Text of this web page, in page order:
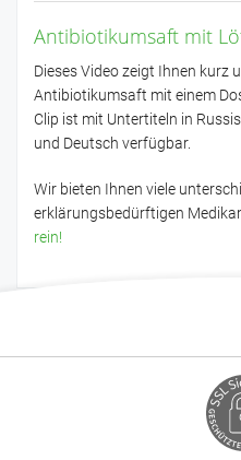
Antibiotikumsaft mit
Dieses Video zeigt Ihnen kurz
Antibiotikumsaft mit einem
Clip ist mit Untertiteln in
und Deutsch verfügbar.
Wir bieten Ihnen viele
erklärungsbedürftigen
rein!